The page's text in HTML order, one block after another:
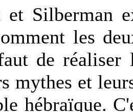
et Silberman
les
de
mythes et
hébraïque.